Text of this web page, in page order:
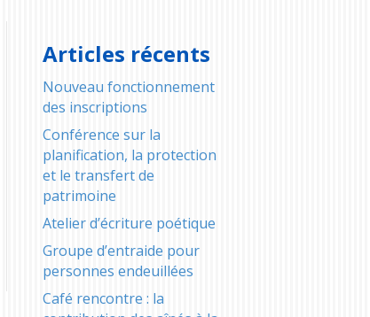
Articles récents
Nouveau fonctionnement
des inscriptions
Conférence sur la
planification, la protection
et le transfert de
patrimoine
Atelier d’écriture poétique
Groupe d’entraide pour
personnes endeuillées
Café rencontre : la